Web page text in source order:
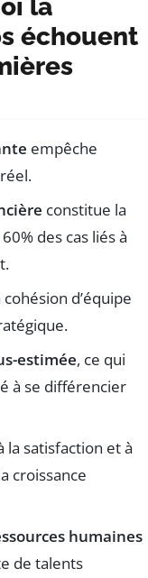
la
échouent
empêche
constitue la
des cas liés à
d’équipe
estimée, ce qui
à se différencier
la satisfaction et à
croissance
humaines
de talents